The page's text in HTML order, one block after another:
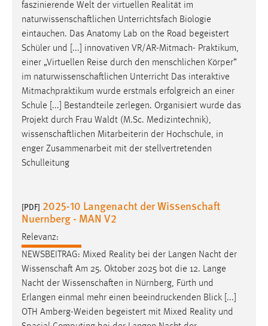
faszinierende Welt der virtuellen Realität im
naturwissenschaftlichen Unterrichtsfach Biologie
eintauchen. Das Anatomy Lab on the Road begeistert
Schüler und [...] innovativen VR/AR-Mitmach- Praktikum,
einer „Virtuellen Reise durch den menschlichen Körper“
im naturwissenschaftlichen Unterricht Das interaktive
Mitmachpraktikum wurde erstmals erfolgreich an einer
Schule [...] Bestandteile zerlegen. Organisiert wurde das
Projekt durch Frau Waldt (M.Sc. Medizintechnik),
wissenschaftlichen Mitarbeiterin der Hochschule, in
enger Zusammenarbeit mit der stellvertretenden
Schulleitung
[PDF] 2025-10 Langenacht der Wissenschaft
Nuernberg - MAN V2
Relevanz:
NEWSBEITRAG: Mixed Reality bei der Langen Nacht der
Wissenschaft Am 25. Oktober 2025 bot die 12. Lange
Nacht der Wissenschaften in Nürnberg, Fürth und
Erlangen einmal mehr einen beeindruckenden Blick [...]
OTH Amberg-Weiden begeistert mit Mixed Reality und
Name:
_pk_ref, _pk_cvar, _pk_id, _pk_ses
Zweck:
Zugriffsstatistik
Cookie Laufzeit:
Max. 13 Monate
MARKETING
Marketing Cookies werden von Drittanbietern
hinweg verfolgen.
Name:
_gcl_au
Google Ireland Limited